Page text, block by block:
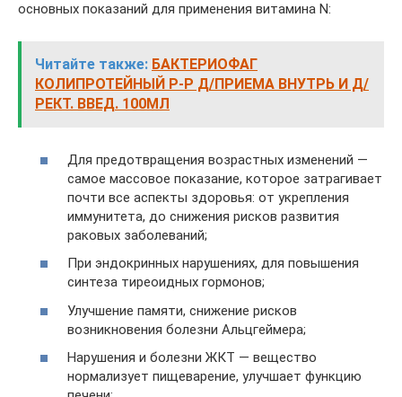
основных показаний для применения витамина N:
Читайте также: БАКТЕРИОФАГ
КОЛИПРОТЕЙНЫЙ Р-Р Д/ПРИЕМА ВНУТРЬ И Д/
РЕКТ. ВВЕД. 100МЛ
Для предотвращения возрастных изменений —
самое массовое показание, которое затрагивает
почти все аспекты здоровья: от укрепления
иммунитета, до снижения рисков развития
раковых заболеваний;
При эндокринных нарушениях, для повышения
синтеза тиреоидных гормонов;
Улучшение памяти, снижение рисков
возникновения болезни Альцгеймера;
Нарушения и болезни ЖКТ — вещество
нормализует пищеварение, улучшает функцию